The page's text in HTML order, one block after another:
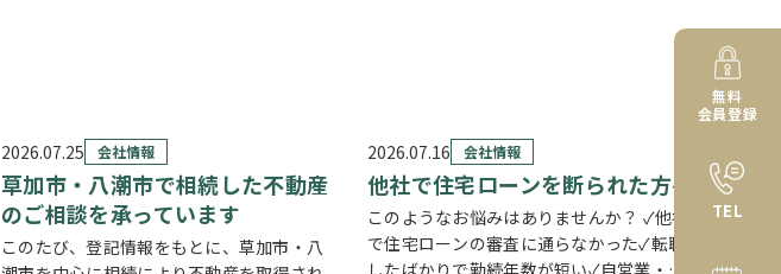
2026.07.25 会社情報
草加市・八潮市で相続した不動産
のご相談を承っています
このたび、登記情報をもとに、草加市・八
2026.07.16 会社情報
他社で住宅ローンを断られた方へ
このようなお悩みはありませんか？ ✓他社
で住宅ローンの審査に通らなかった✓転職
したばかりで勤続年数が短い✓自営業・個
無料
会員登録
TEL